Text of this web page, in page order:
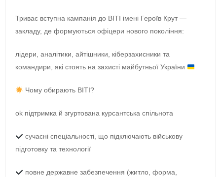
Триває вступна кампанія до ВІТІ імені Героїв Крут —
закладу, де формуються офіцери нового покоління:
лідери, аналітики, айтішники, кіберзахисники та
командири, які стоять на захисті майбутньої України
Чому обирають ВІТІ?
ok підтримка й згуртована курсантська спільнота
сучасні спеціальності, що підключають військову
підготовку та технології
повне державне забезпечення (житло, форма,